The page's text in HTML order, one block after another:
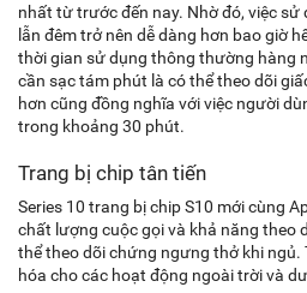
nhất từ ​​trước đến nay. Nhờ đó, việc sử
lẫn đêm trở nên dễ dàng hơn bao giờ
thời gian sử dụng thông thường hàng
cần sạc tám phút là có thể theo dõi
hơn cũng đồng nghĩa với việc người
trong khoảng 30 phút.
Trang bị chip tân tiến
Series 10 trang bị chip S10 mới cùng
chất lượng cuộc gọi và khả năng theo
thể theo dõi chứng ngưng thở khi ngủ.
hóa cho các hoạt động ngoài trời và